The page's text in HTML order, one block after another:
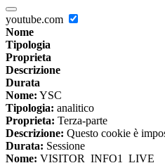
youtube.com
Nome
Tipologia
Proprieta
Descrizione
Durata
Nome: YSC
Tipologia: analitico
Proprieta: Terza-parte
Descrizione: Questo cookie è
Durata: Sessione
Nome: VISITOR_INFO1_LIVE